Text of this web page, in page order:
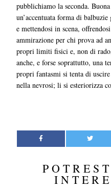
pubblichiamo la seconda.
un’accentuata forma di
e mettendosi in scena,
ammirazione per chi prova ad
propri limiti fisici e, non di
anche, e forse soprattutto, una
propri fantasmi si tenta di uscire
nella nevrosi; li si esteriorizza